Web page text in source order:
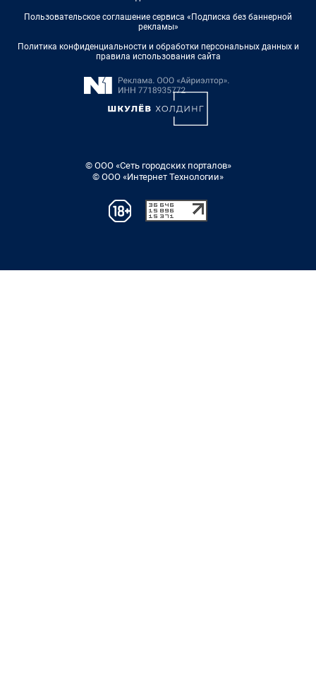
Пользовательское соглашение сервиса «Подписка без баннерной
рекламы»
Политика конфиденциальности и обработки персональных данных и
правила использования сайта
© ООО «Сеть городских порталов»
© ООО «Интернет Технологии»